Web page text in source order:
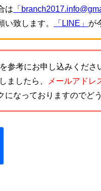
は 「
致します。
「LINE」 が
を参考にお申し込みくださ
ましたら、
メールアドレ
なっておりますのでど